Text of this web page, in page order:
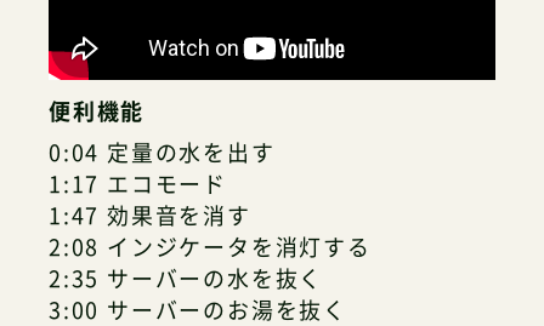
便利機能
0:04 定量の水を出す
1:17 エコモード
1:47 効果音を消す
2:08 インジケータを消灯する
2:35 サーバーの水を抜く
3:00 サーバーのお湯を抜く